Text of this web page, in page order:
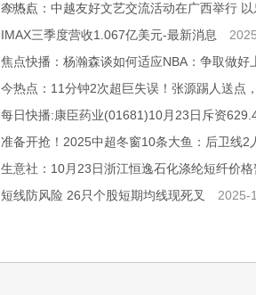
20:51
今热点：中越友好文艺交流活动在广西举行
IMAX三季度营收1.067亿美元-最新消息
焦点快播：杨瀚森谈如何适应NBA：争取做好
今热点：11分钟2次超巨失误！张源踢人送点
每日快播:康臣药业(01681)10月23日斥资
准备开抢！2025中超冬窗10条大鱼：后卫线2
生意社：10月23日浙江恒逸石化涤纶短纤价
短线防风险 26只个股短期均线现死叉
2025-